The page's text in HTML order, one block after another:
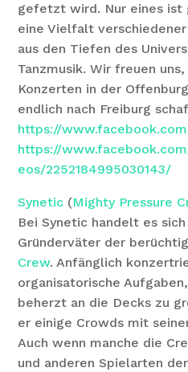
gefetzt wird. Nur eines ist
eine Vielfalt
aus den Tiefen des
Tanzmusik. Wir freuen
Konzerten in der
endlich nach Freiburg
https://
https://
eos/2252184995030143/
Synetic (Mighty Pressure
Bei Synetic handelt es
Gründerväter der
Crew. Anfänglich
organisatorische
beherzt an die Decks zu
er einige Crowds mit
Auch wenn manche die
und anderen Spielarten